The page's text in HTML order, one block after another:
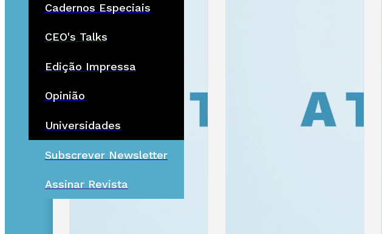
Cadernos Especiais
CEO's Talks
Edição Impressa
Opinião
Universidades
Subscrever Newsletter
Assinar Revista